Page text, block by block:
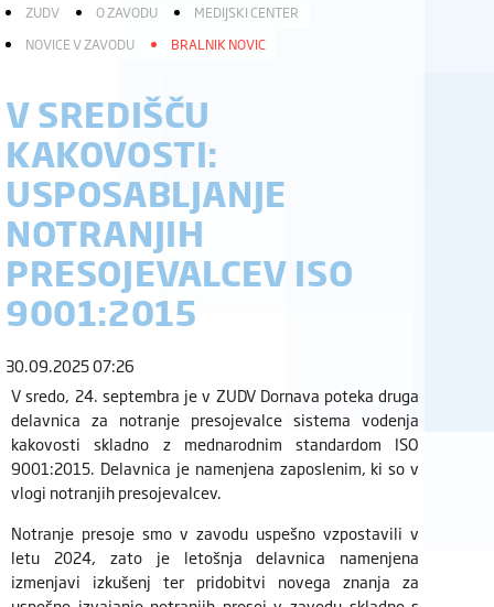
ZUDV O ZAVODU
MEDIJSKI CENTER
NOVICE V ZAVODU
BRALNIK NOVIC
V SREDIŠČU
KAKOVOSTI:
USPOSABLJANJE
NOTRANJIH
PRESOJEVALCEV ISO
9001:2015
30.09.2025 07:26
V sredo, 24. septembra je v ZUDV Dornava poteka druga
delavnica za notranje presojevalce sistema vodenja
kakovosti skladno z mednarodnim standardom ISO
9001:2015. Delavnica je namenjena zaposlenim, ki so v
vlogi notranjih presojevalcev.
Notranje presoje smo v zavodu uspešno vzpostavili v
letu 2024, zato je letošnja delavnica namenjena
izmenjavi izkušenj ter pridobitvi novega znanja za